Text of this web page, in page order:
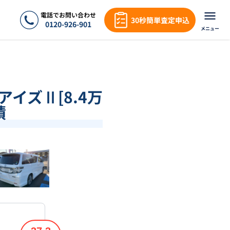
電話でお問い合わせ
0120-926-901 30秒簡単査定申込
メニュー
イズⅡ[8.4万
1/18